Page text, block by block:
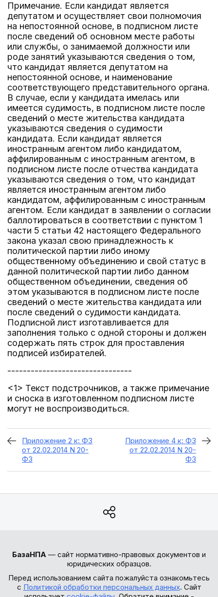
Примечание. Если кандидат является
депутатом и осуществляет свои полномочия
на непостоянной основе, в подписном листе
после сведений об основном месте работы
или службы, о занимаемой должности или
роде занятий указываются сведения о том,
что кандидат является депутатом на
непостоянной основе, и наименование
соответствующего представительного органа.
В случае, если у кандидата имелась или
имеется судимость, в подписном листе после
сведений о месте жительства кандидата
указываются сведения о судимости
кандидата. Если кандидат является
иностранным агентом либо кандидатом,
аффилированным с иностранным агентом, в
подписном листе после отчества кандидата
указываются сведения о том, что кандидат
является иностранным агентом либо
кандидатом, аффилированным с иностранным
агентом. Если кандидат в заявлении о согласии
баллотироваться в соответствии с пунктом 1
части 5 статьи 42 настоящего Федерального
закона указал свою принадлежность к
политической партии либо иному
общественному объединению и свой статус в
данной политической партии либо данном
общественном объединении, сведения об
этом указываются в подписном листе после
сведений о месте жительства кандидата или
после сведений о судимости кандидата.
Подписной лист изготавливается для
заполнения только с одной стороны и должен
содержать пять строк для проставления
подписей избирателей.
--------------------------------
<1> Текст подстрочников, а также примечание
и сноска в изготовленном подписном листе
могут не воспроизводиться.
Приложение 2 к: ФЗ
от 22.02.2014 N 20-
ФЗ
Приложение 4 к: ФЗ
от 22.02.2014 N 20-
ФЗ
БазаНПА — сайт нормативно-правовых документов и
юридических образцов.
Перед использованием сайта пожалуйста ознакомьтесь
с Политикой обработки персональных данных. Сайт